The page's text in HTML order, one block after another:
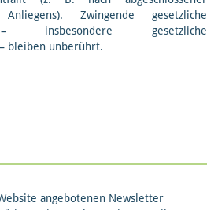
Zwingende gesetzliche
insbesondere gesetzliche
bleiben unberührt.
angebotenen Newsletter